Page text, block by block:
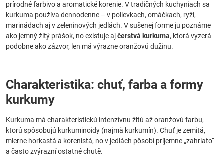
prírodné farbivo a aromatické korenie. V tradičných kuchyniach sa
kurkuma používa dennodenne – v polievkach, omáčkach, ryži,
marinádach aj v zeleninových jedlách. V sušenej forme ju poznáme
ako jemný žltý prášok, no existuje ajčerstvá kurkuma, ktorá vyzerá
podobne ako zázvor, len má výrazne oranžovú dužinu.
Charakteristika: chuť, farba a formy
kurkumy
Kurkuma má charakteristickú intenzívnu žltú až oranžovú farbu,
ktorú spôsobujú kurkuminoidy (najmä kurkumín). Chuť je zemitá,
mierne horkastá a korenistá, no v jedlách pôsobí príjemne „zahriato“
a často zvýrazní ostatné chutě.